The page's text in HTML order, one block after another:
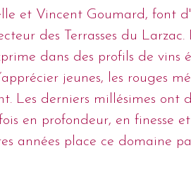
et Vincent Goumard, font
des Terrasses du Larzac.
dans des profils de vins
jeunes, les rouges
Les derniers millésimes ont
en profondeur, en finesse
années place ce domaine